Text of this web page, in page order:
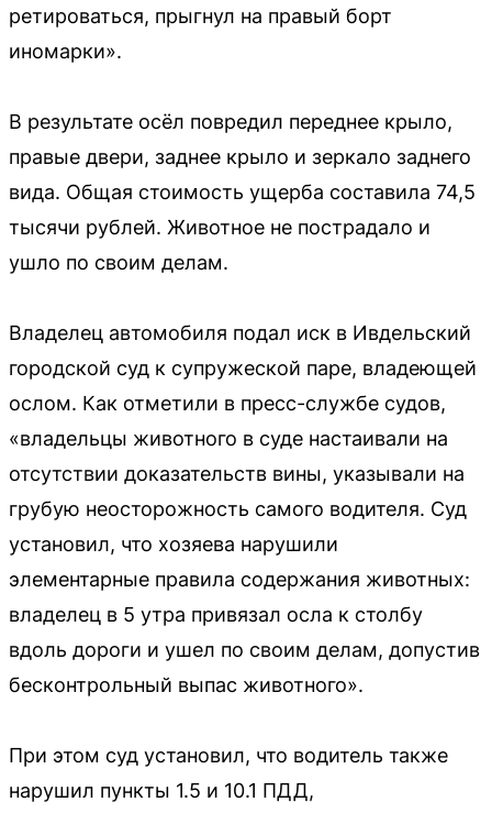
ретироваться, прыгнул на правый борт
иномарки».
В результате осёл повредил переднее крыло,
правые двери, заднее крыло и зеркало заднего
вида. Общая стоимость ущерба составила 74,5
тысячи рублей. Животное не пострадало и
ушло по своим делам.
Владелец автомобиля подал иск в Ивдельский
городской суд к супружеской паре, владеющей
ослом. Как отметили в пресс-службе судов,
«владельцы животного в суде настаивали на
отсутствии доказательств вины, указывали на
грубую неосторожность самого водителя. Суд
установил, что хозяева нарушили
элементарные правила содержания животных:
владелец в 5 утра привязал осла к столбу
вдоль дороги и ушел по своим делам, допустив
бесконтрольный выпас животного».
При этом суд установил, что водитель также
нарушил пункты 1.5 и 10.1 ПДД,